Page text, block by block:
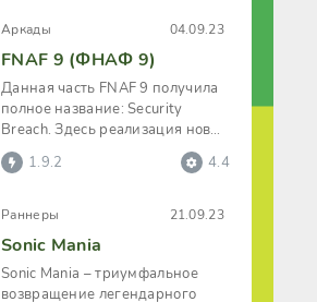
Аркады 04.09.23
FNAF 9 (ФНАФ 9)
Данная часть FNAF 9 получила
полное название: Security
Breach. Здесь реализация новых
локаций будет осуществляться в
1.9.2 4.4
Раннеры 21.09.23
Sonic Mania
Sonic Mania – триумфальное
возвращение легендарного